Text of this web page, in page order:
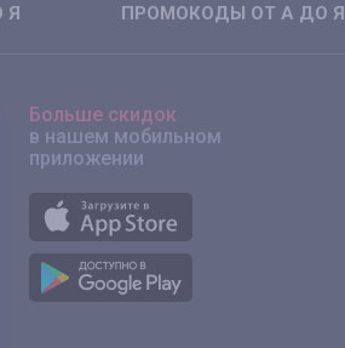
Я ПРОМОКОДЫ ОТ А ДО Я
Больше скидок
в нашем мобильном
приложении